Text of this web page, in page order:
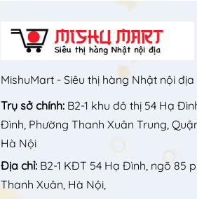
MishuMart - Siêu thị hàng Nhật nội địa
Trụ sở chính: B2-1 khu đô thị 54 Hạ
Đình, Phường Thanh Xuân Trung,
Hà Nội
Địa chỉ: B2-1 KĐT 54 Hạ Đình, ngõ 85
Thanh Xuân, Hà Nội,